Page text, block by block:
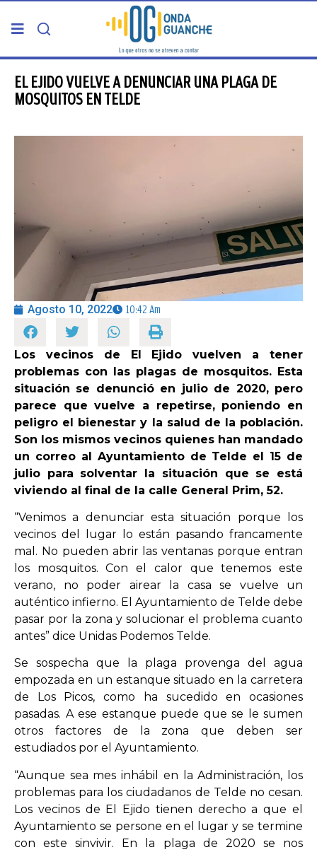
PORTADA
5ª COLUMNA
CARTAS DEL DIRECTOR
ENTREVISTAS
OPINIÓN
PROGRAMAS
EL EJIDO VUELVE A DENUNCIAR UNA PLAGA DE
MOSQUITOS EN TELDE
Agosto 10, 2022 10:42 Am
Los vecinos de El Ejido vuelven a tener
problemas con las plagas de mosquitos. Esta
situación se denunció en julio de 2020, pero
parece que vuelve a repetirse, poniendo en
peligro el bienestar y la salud de la población.
Son los mismos vecinos quienes han mandado
un correo al Ayuntamiento de Telde el 15 de
julio para solventar la situación que se está
viviendo al final de la calle General Prim, 52.
“Venimos a denunciar esta situación porque los
vecinos del lugar lo están pasando francamente
mal. No pueden abrir las ventanas porque entran
los mosquitos. Con el calor que tenemos este
verano, no poder airear la casa se vuelve un
auténtico infierno. El Ayuntamiento de Telde debe
pasar por la zona y solucionar el problema cuanto
antes” dice Unidas Podemos Telde.
Se sospecha que la plaga provenga del agua
empozada en un estanque situado en la carretera
de Los Picos, como ha sucedido en ocasiones
pasadas. A ese estanque puede que se le sumen
otros factores de la zona que deben ser
estudiados por el Ayuntamiento.
“Aunque sea mes inhábil en la Administración, los
problemas para los ciudadanos de Telde no cesan.
Los vecinos de El Ejido tienen derecho a que el
Ayuntamiento se persone en el lugar y se termine
con este sinvivir. En la plaga de 2020 se nos